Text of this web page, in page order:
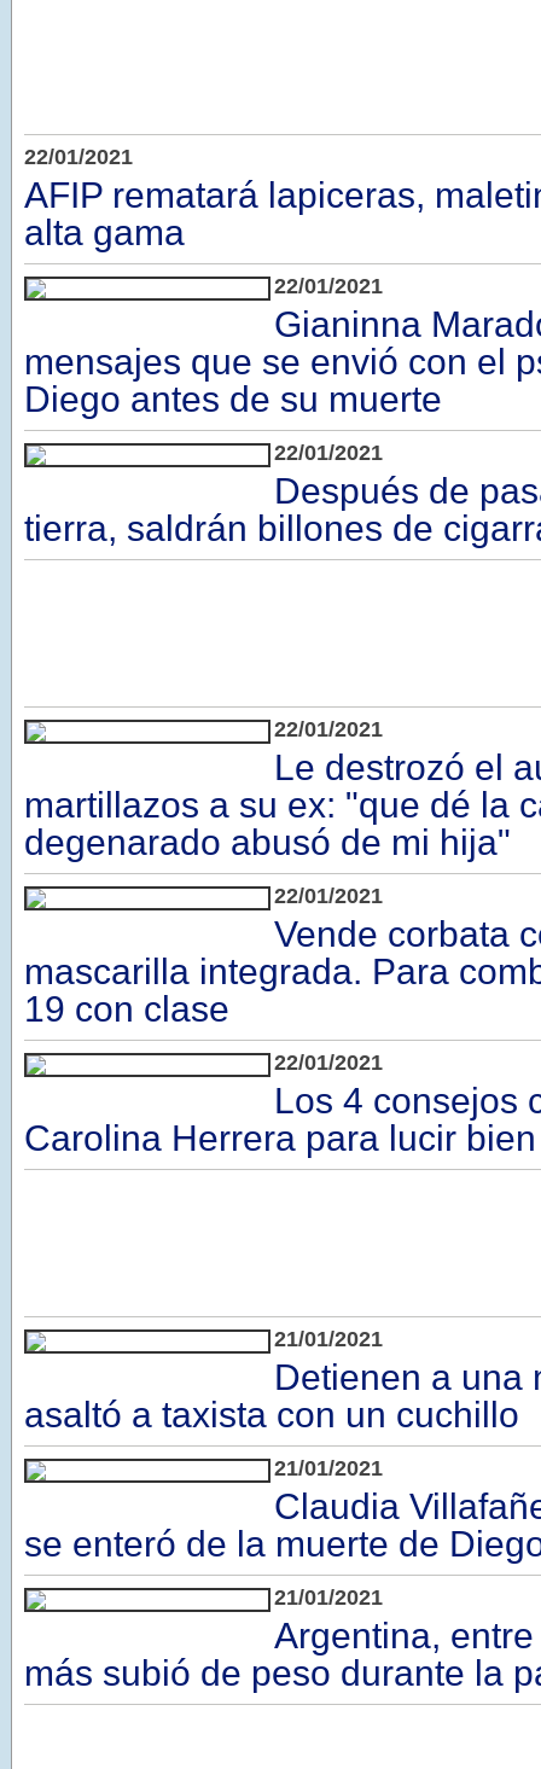
22/01/2021
AFIP rematará lapiceras,
alta gama
22/01/2021
Gianinna
mensajes que se envió con el
Diego antes de su muerte
22/01/2021
Después de
tierra, saldrán billones de
22/01/2021
Le destrozó el
martillazos a su ex: "que dé la
degenarado abusó de mi hija"
22/01/2021
Vende corbata
mascarilla integrada. Para
19 con clase
22/01/2021
Los 4 consejos
Carolina Herrera para lucir bien
21/01/2021
Detienen a una
asaltó a taxista con un cuchillo
21/01/2021
Claudia
se enteró de la muerte de
21/01/2021
Argentina,
más subió de peso durante la